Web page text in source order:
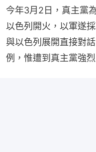
今年3月2日，真主黨
以色列開火，以軍遂
與以色列展開直接對
例，惟遭到真主黨強烈